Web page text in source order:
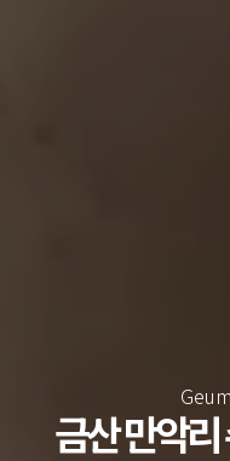
금산 만악